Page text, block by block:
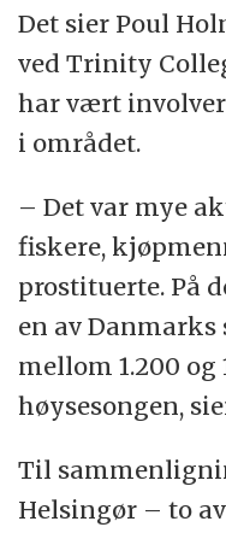
som Hamburg,
Danmark, og
Sønderside.
– På dette
viktigste havnen
og et
en enorm
Det sier Poul
ved Trinity
har vært
i området.
– Det var mye
fiskere,
prostituerte. På
en av
mellom 1.200 og
høysesongen,
Til
Helsingør – to